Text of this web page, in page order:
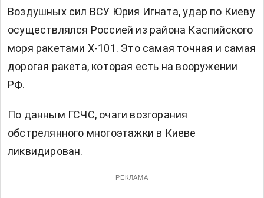
Воздушных сил ВСУ Юрия Игната, удар по Киеву
осуществлялся Россией из района Каспийского
моря ракетами Х-101. Это самая точная и самая
дорогая ракета, которая есть на вооружении
РФ.
По данным ГСЧС, очаги возгорания
обстрелянного многоэтажки в Киеве
ликвидирован.
РЕКЛАМА